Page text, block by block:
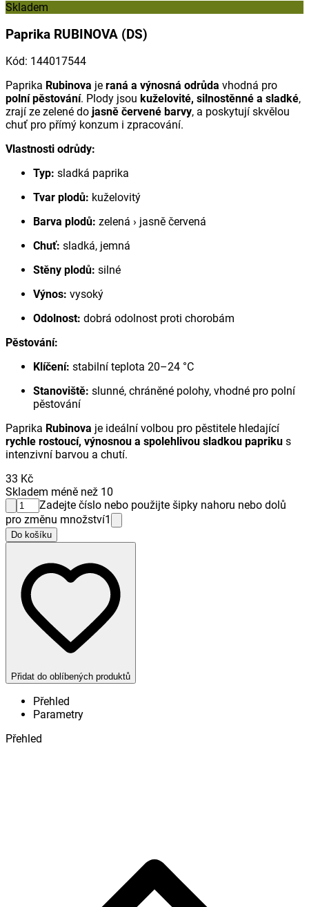
Skladem
Paprika RUBINOVA (DS)
Kód: 144017544
Paprika Rubinova je raná a výnosná odrůda vhodná pro
polní pěstování. Plody jsou kuželovité, silnostěnné a sladké,
zrají ze zelené do jasně červené barvy, a poskytují skvělou
chuť pro přímý konzum i zpracování.
Vlastnosti odrůdy:
Typ: sladká paprika
Tvar plodů: kuželovitý
Barva plodů: zelená › jasně červená
Chuť: sladká, jemná
Stěny plodů: silné
Výnos: vysoký
Odolnost: dobrá odolnost proti chorobám
Pěstování:
Klíčení: stabilní teplota 20–24 °C
Stanoviště: slunné, chráněné polohy, vhodné pro polní
pěstování
Paprika Rubinova je ideální volbou pro pěstitele hledající
rychle rostoucí, výnosnou a spolehlivou sladkou papriku s
intenzivní barvou a chutí.
33 Kč
Skladem méně než 10
Zadejte číslo nebo použijte šipky nahoru nebo dolů
pro změnu množství1
Do košíku
Přidat do oblíbených produktů
Přehled
Parametry
Přehled